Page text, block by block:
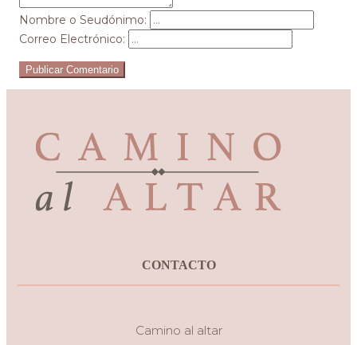
Nombre o Seudónimo:
Correo Electrónico:
Publicar Comentario
CONTACTO
Camino al altar